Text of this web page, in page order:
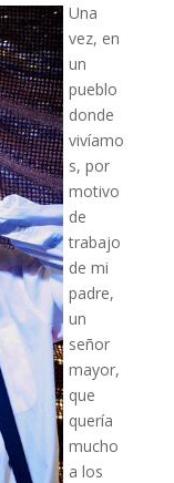
Una
vez, en
un
pueblo
donde
vivíamo
s, por
motivo
de
trabajo
de mi
padre,
un
señor
mayor,
que
quería
mucho
a los